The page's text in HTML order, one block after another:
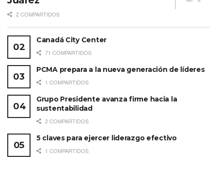
2 COMPARTIDOS
Canadá City Center
71 COMPARTIDOS
PCMA prepara a la nueva generación de líderes
1 COMPARTIDOS
Grupo Presidente avanza firme hacia la
sustentabilidad
2 COMPARTIDOS
5 claves para ejercer liderazgo efectivo
1 COMPARTIDOS